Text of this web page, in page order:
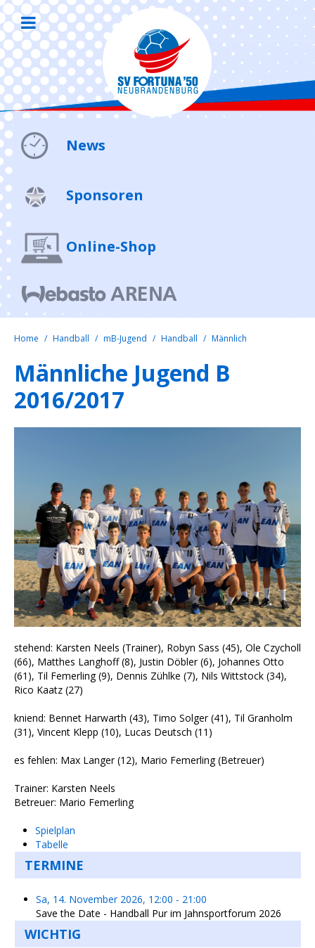
News
Sponsoren
Online-Shop
Home Handball mB-Jugend Handball Männlich
Männliche Jugend B
2016/2017
stehend: Karsten Neels (Trainer), Robyn Sass (45), Ole Czycholl
(66), Matthes Langhoff (8), Justin Döbler (6), Johannes Otto
(61), Til Femerling (9), Dennis Zühlke (7), Nils Wittstock (34),
Rico Kaatz (27)
kniend: Bennet Harwarth (43), Timo Solger (41), Til Granholm
(31), Vincent Klepp (10), Lucas Deutsch (11)
es fehlen: Max Langer (12), Mario Femerling (Betreuer)
Trainer: Karsten Neels
Betreuer: Mario Femerling
Spielplan
Tabelle
TERMINE
Sa, 14. November 2026, 12:00 - 21:00
Save the Date - Handball Pur im Jahnsportforum 2026
WICHTIG